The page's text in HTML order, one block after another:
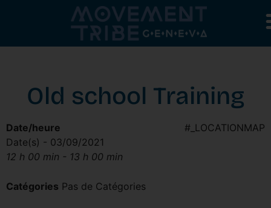
Old school Training
#_LOCATIONMAP
Date/heure
Date(s) - 03/09/2021
12 h 00 min - 13 h 00 min
Catégories Pas de Catégories